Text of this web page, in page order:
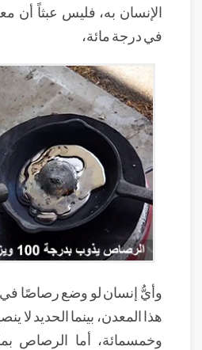
الإنسان به، فليس عبثاً أن
في درجة مائة،
وأيُّ إنسان لو وضع رصاصًا
هذا المعدن، بينما الحديد لا
وخمسمائة، أما الرصاص